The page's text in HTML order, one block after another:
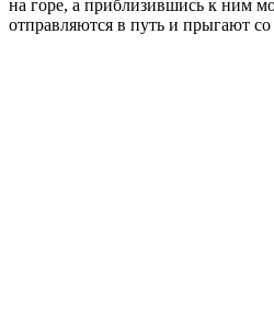
на горе, а приблизившись к ним
отправляются в путь и прыгают